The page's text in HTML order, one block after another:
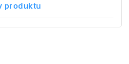
produktu